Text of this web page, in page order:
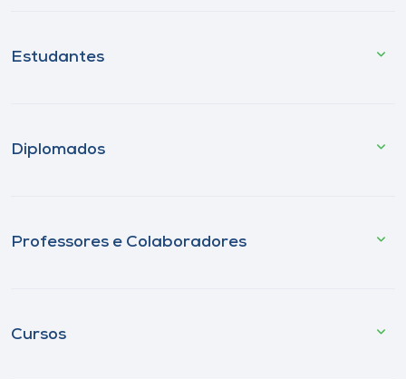
Estudantes
Diplomados
Professores e Colaboradores
Cursos